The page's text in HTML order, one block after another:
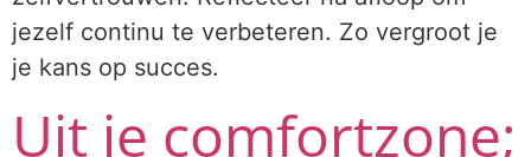
jezelf continu te verbeteren. Zo vergroot je
je kans op succes.
Uit je comfortzone;